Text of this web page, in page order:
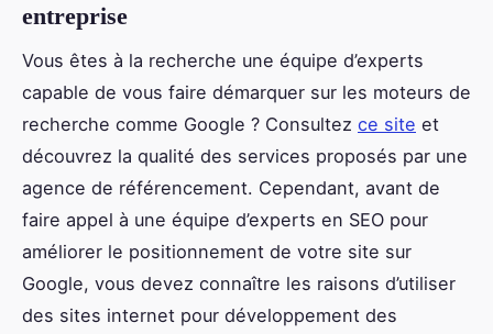
entreprise
Vous êtes à la recherche une équipe d’experts
capable de vous faire démarquer sur les moteurs de
recherche comme Google ? Consultez ce site et
découvrez la qualité des services proposés par une
agence de référencement. Cependant, avant de
faire appel à une équipe d’experts en SEO pour
améliorer le positionnement de votre site sur
Google, vous devez connaître les raisons d’utiliser
des sites internet pour développement des